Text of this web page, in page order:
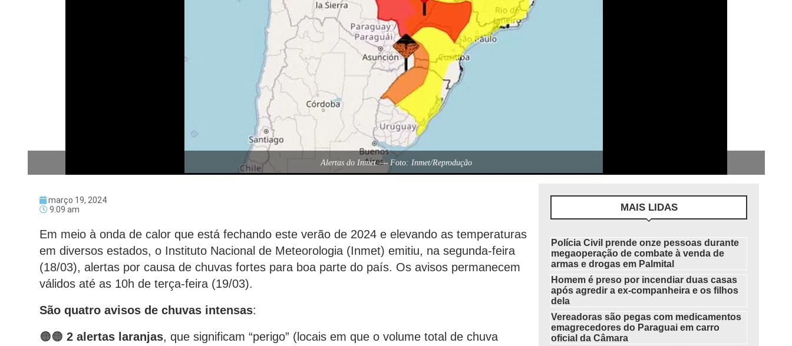
Alertas do Inmet. — Foto: Inmet/Reprodução
março 19, 2024
9:09 am
Em meio à onda de calor que está fechando este verão de 2024 e elevando as temperaturas
em diversos estados, o Instituto Nacional de Meteorologia (Inmet) emitiu, na segunda-feira
(18/03), alertas por causa de chuvas fortes para boa parte do país. Os avisos permanecem
válidos até as 10h de terça-feira (19/03).
São quatro avisos de chuvas intensas:
🟠🟠 2 alertas laranjas, que significam “perigo” (locais em que o volume total de chuva
MAIS LIDAS
Polícia Civil prende onze pessoas durante
megaoperação de combate à venda de
armas e drogas em Palmital
Homem é preso por incendiar duas casas
após agredir a ex-companheira e os filhos
dela
Vereadoras são pegas com medicamentos
emagrecedores do Paraguai em carro
oficial da Câmara